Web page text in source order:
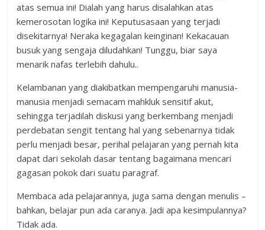
atas semua ini! Dialah yang harus disalahkan atas
kemerosotan logika ini! Keputusasaan yang terjadi
disekitarnya! Neraka kegagalan keinginan! Kekacauan
busuk yang sengaja diludahkan! Tunggu, biar saya
menarik nafas terlebih dahulu..
Kelambanan yang diakibatkan mempengaruhi manusia-
manusia menjadi semacam mahkluk sensitif akut,
sehingga terjadilah diskusi yang berkembang menjadi
perdebatan sengit tentang hal yang sebenarnya tidak
perlu menjadi besar, perihal pelajaran yang pernah kita
dapat dari sekolah dasar tentang bagaimana mencari
gagasan pokok dari suatu paragraf.
Membaca ada pelajarannya, juga sama dengan menulis –
bahkan, belajar pun ada caranya. Jadi apa kesimpulannya?
Tidak ada.